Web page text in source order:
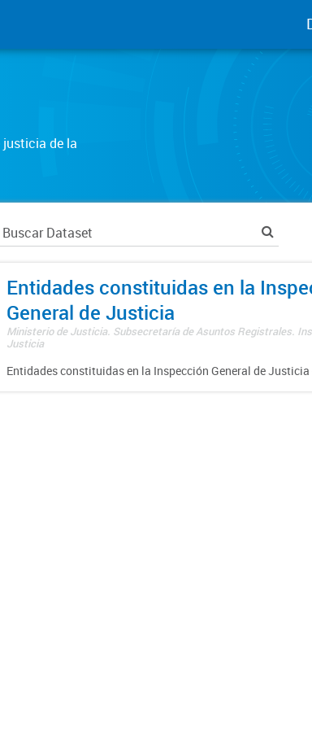
de la
Entidades constituidas en la
General de Justicia
Ministerio de Justicia. Subsecretaría de Asuntos Registrales.
Justicia
Entidades constituidas en la Inspección General de Justicia